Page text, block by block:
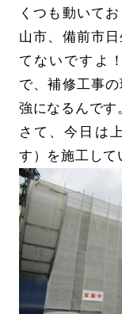
くつも動いて
山市、備前市
てないですよ
で、補修工事
強になるんです
さて、今日は
す）を施工して